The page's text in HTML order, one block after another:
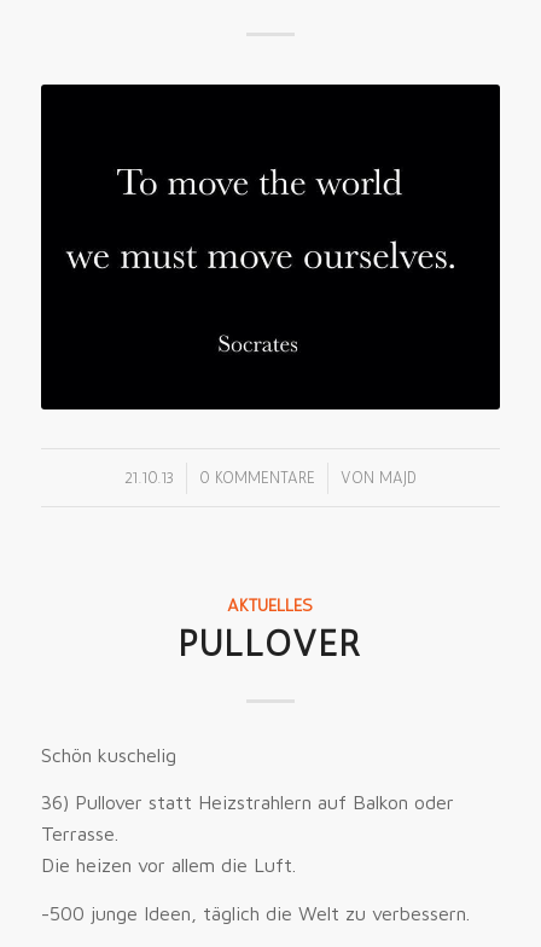
21.10.13 0 KOMMENTARE
/ VON MAJD
AKTUELLES
PULLOVER
Schön kuschelig
36) Pullover statt Heizstrahlern auf Balkon oder
Terrasse.
Die heizen vor allem die Luft.
-500 junge Ideen, täglich die Welt zu verbessern.